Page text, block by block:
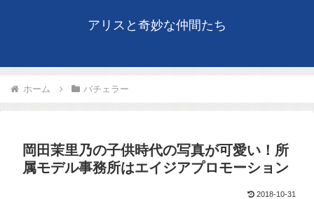
アリスと奇妙な仲間たち
ホーム バチェラー
岡田茉里乃の子供時代の写真が可愛い！所
属モデル事務所はエイジアプロモーション
2018-10-31